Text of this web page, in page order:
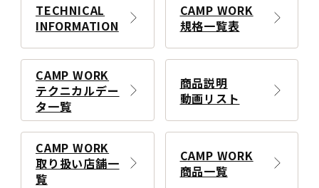
TECHNICAL
INFORMATION
CAMP WORK
規格一覧表
CAMP WORK
テクニカルデー
タ一覧
商品説明
動画リスト
CAMP WORK
取り扱い店舗一
覧
CAMP WORK
商品一覧